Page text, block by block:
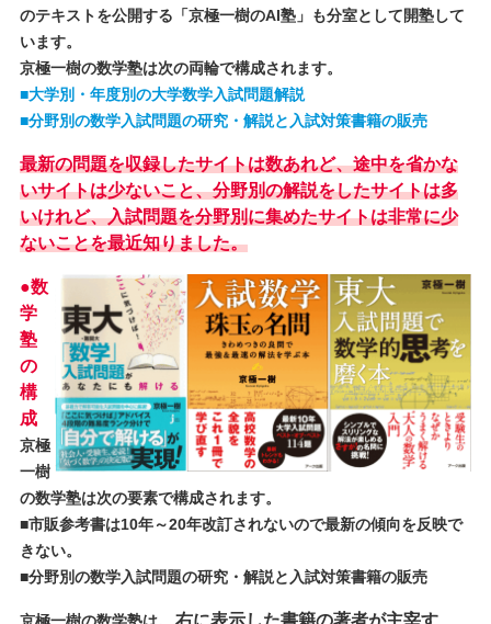
のテキストを公開する「京極一樹のAI塾」も分室として開塾して
います。
京極一樹の数学塾は次の両輪で構成されます。
■大学別・年度別の大学数学入試問題解説
■分野別の数学入試問題の研究・解説と入試対策書籍の販売
最新の問題を収録したサイトは数あれど、途中を省かな
いサイトは少ないこと、分野別の解説をしたサイトは多
いけれど、入試問題を分野別に集めたサイトは非常に少
ないことを最近知りました。
●数
学
塾
の
構
成
京極
一樹
の数学塾は次の要素で構成されます。
■市販参考書は10年～20年改訂されないので最新の傾向を反映で
きない。
■分野別の数学入試問題の研究・解説と入試対策書籍の販売